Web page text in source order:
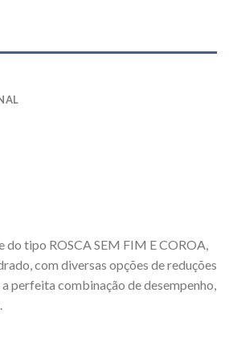
do tipo ROSCA SEM FIM E COROA,
com diversas opções de reduções
perfeita combinação de desempenho,